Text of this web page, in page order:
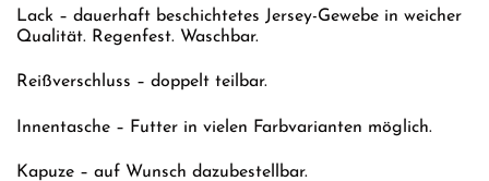
Lack – dauerhaft beschichtetes Jersey-Gewebe in weicher
Qualität. Regenfest. Waschbar.
Reißverschluss – doppelt teilbar.
Innentasche – Futter in vielen Farbvarianten möglich.
Kapuze – auf Wunsch dazubestellbar.